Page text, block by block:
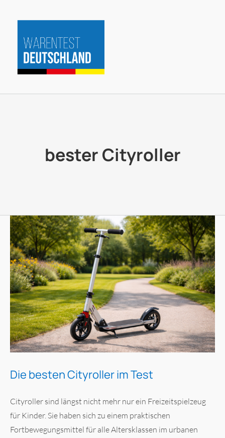
Inhalt
springen
bester Cityroller
Die besten Cityroller im Test
Cityroller sind längst nicht mehr nur ein Freizeitspielzeug
für Kinder. Sie haben sich zu einem praktischen
Fortbewegungsmittel für alle Altersklassen im urbanen